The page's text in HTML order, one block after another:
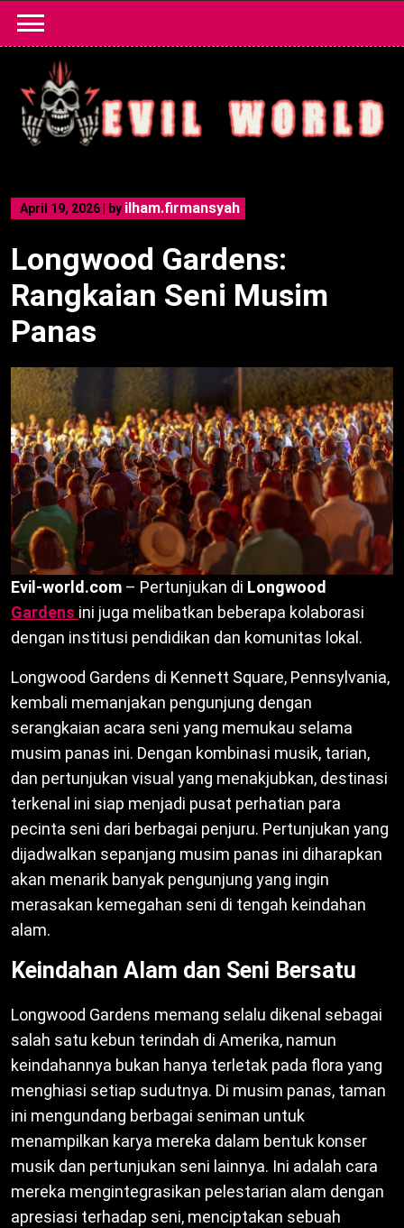
content
April 19, 2026 by ilham.firmansyah
Longwood Gardens:
Rangkaian Seni Musim
Panas
Evil-world.com – Pertunjukan di Longwood
Gardens ini juga melibatkan beberapa kolaborasi
dengan institusi pendidikan dan komunitas lokal.
Longwood Gardens di Kennett Square, Pennsylvania,
kembali memanjakan pengunjung dengan
serangkaian acara seni yang memukau selama
musim panas ini. Dengan kombinasi musik, tarian,
dan pertunjukan visual yang menakjubkan, destinasi
terkenal ini siap menjadi pusat perhatian para
pecinta seni dari berbagai penjuru. Pertunjukan yang
dijadwalkan sepanjang musim panas ini diharapkan
akan menarik banyak pengunjung yang ingin
merasakan kemegahan seni di tengah keindahan
alam.
Keindahan Alam dan Seni Bersatu
Longwood Gardens memang selalu dikenal sebagai
salah satu kebun terindah di Amerika, namun
keindahannya bukan hanya terletak pada flora yang
menghiasi setiap sudutnya. Di musim panas, taman
ini mengundang berbagai seniman untuk
menampilkan karya mereka dalam bentuk konser
musik dan pertunjukan seni lainnya. Ini adalah cara
mereka mengintegrasikan pelestarian alam dengan
apresiasi terhadap seni, menciptakan sebuah